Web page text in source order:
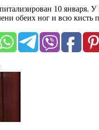
10
обеих ног и всю кисть